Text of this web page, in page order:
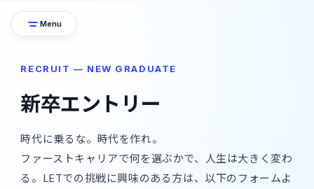
Menu
RECRUIT — NEW GRADUATE
新卒エントリー
時代に乗るな。時代を作れ。
ファーストキャリアで何を選ぶかで、人生は大きく変わ
る。LETでの挑戦に興味のある方は、以下のフォームよ